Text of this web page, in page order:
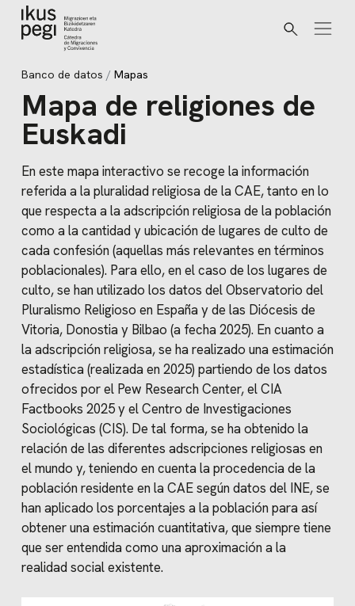
Ir directamente al contenido
Buscar
Banco de datos Mapas
Mapa de religiones de
Euskadi
En este mapa interactivo se recoge la información
referida a la pluralidad religiosa de la CAE, tanto en lo
que respecta a la adscripción religiosa de la población
como a la cantidad y ubicación de lugares de culto de
cada confesión (aquellas más relevantes en términos
poblacionales). Para ello, en el caso de los lugares de
culto, se han utilizado los datos del Observatorio del
Pluralismo Religioso en España y de las Diócesis de
Vitoria, Donostia y Bilbao (a fecha 2025). En cuanto a
la adscripción religiosa, se ha realizado una estimación
estadística (realizada en 2025) partiendo de los datos
ofrecidos por el Pew Research Center, el CIA
Factbooks 2025 y el Centro de Investigaciones
Sociológicas (CIS). De tal forma, se ha obtenido la
relación de las diferentes adscripciones religiosas en
el mundo y, teniendo en cuenta la procedencia de la
población residente en la CAE según datos del INE, se
han aplicado los porcentajes a la población para así
obtener una estimación cuantitativa, que siempre tiene
que ser entendida como una aproximación a la
realidad social existente.